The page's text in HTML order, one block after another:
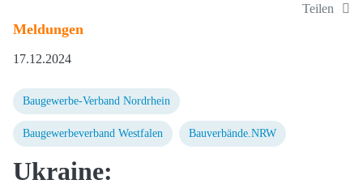
Teilen
Meldungen
17.12.2024
Baugewerbe-Verband Nordrhein
Baugewerbeverband Westfalen Bauverbände.NRW
Ukraine: